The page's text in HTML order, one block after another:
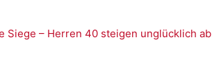
Siege – Herren 40 steigen unglücklich ab